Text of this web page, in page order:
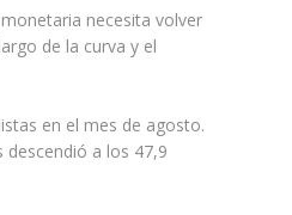
necesita volver
de la curva y el
en el mes de agosto.
a los 47,9